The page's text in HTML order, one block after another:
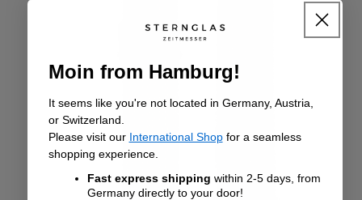
Moin from Hamburg!
It seems like you're not located in Germany, Austria,
or Switzerland.
Please visit our International Shop for a seamless
shopping experience.
Fast express shipping within 2-5 days, from
Germany directly to your door!